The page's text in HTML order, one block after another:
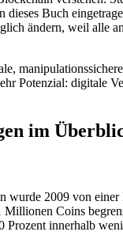
Buch
ändern, weil alle
Potenzial: digitale
im
2009 von einer
Millionen Coins
innerhalb